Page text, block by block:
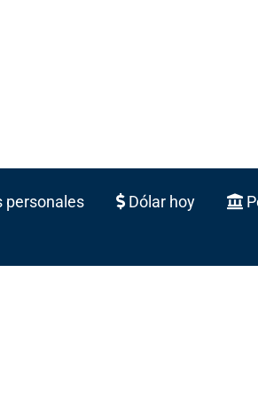
personales Dólar hoy